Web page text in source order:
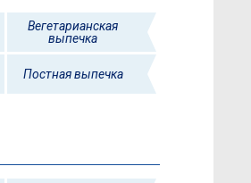
Вегетарианская
выпечка
Постная выпечка